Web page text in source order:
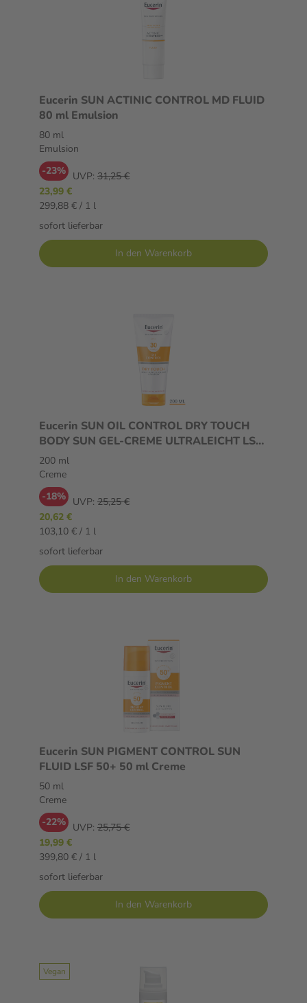
Eucerin SUN ACTINIC CONTROL MD FLUID
80 ml Emulsion
80 ml
Emulsion
-23% UVP: 31,25 €
23,99 €
299,88 € / 1 l
sofort lieferbar
In den Warenkorb
Eucerin SUN OIL CONTROL DRY TOUCH
BODY SUN GEL-CREME ULTRALEICHT LSF
30 200 ml Creme
200 ml
Creme
-18% UVP: 25,25 €
20,62 €
103,10 € / 1 l
sofort lieferbar
In den Warenkorb
Eucerin SUN PIGMENT CONTROL SUN
FLUID LSF 50+ 50 ml Creme
50 ml
Creme
-22% UVP: 25,75 €
19,99 €
399,80 € / 1 l
sofort lieferbar
In den Warenkorb
Vegan